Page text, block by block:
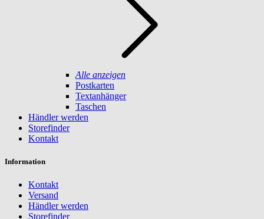
Alle anzeigen
Postkarten
Textanhänger
Taschen
Händler werden
Storefinder
Kontakt
Information
Kontakt
Versand
Händler werden
Storefinder